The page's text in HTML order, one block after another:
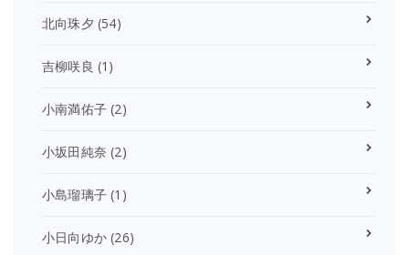
北向珠夕 (54)
吉柳咲良 (1)
小南満佑子 (2)
小坂田純奈 (2)
小島瑠璃子 (1)
小日向ゆか (26)